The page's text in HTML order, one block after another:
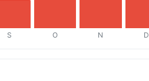
S O N D